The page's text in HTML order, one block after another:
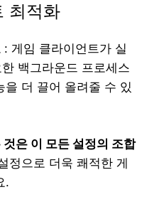
최적화
: 게임 클라이언트가 실
백그라운드 프로세스
을 더 끌어 올려줄 수 있
은 이 모든 설정의 조합
정으로 더욱 쾌적한 게
.